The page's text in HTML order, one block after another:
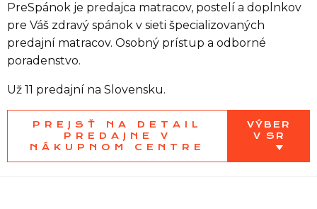
Zoznam predajní
Informácie
PreSpánok je predajca matracov, postelí a doplnkov
pre Váš zdravý spánok v sieti špecializovaných
predajní matracov. Osobný prístup a odborné
poradenstvo.
Už 11 predajní na Slovensku.
PREJSŤ NA DETAIL
PREDAJNE V
NÁKUPNOM CENTRE
VÝBER
V SR